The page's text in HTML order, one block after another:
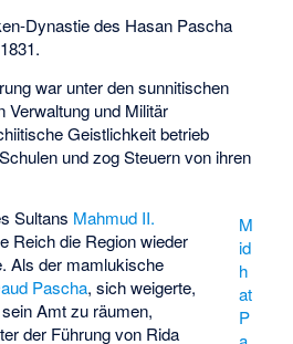
Dynastie des Hasan Pascha
war unter den sunnitischen
Verwaltung und Militär
Geistlichkeit betrieb
und zog Steuern von ihren
M
id
h
at
P
Sultans Mahmud II.
Reich die Region wieder
Als der mamlukische
Pascha, sich weigerte,
Amt zu räumen,
der Führung von Rida